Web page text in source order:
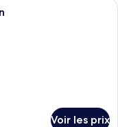
Voir les prix